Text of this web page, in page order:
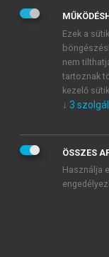
veszem és
Általános
mersz.hu
tudomásul
Ezek a
nem
tartoznak
kezelő
↓ 3
ÖSSZES
Használja